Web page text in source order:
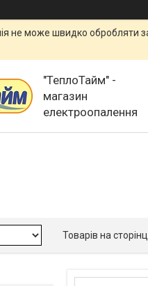
не може швидко обробляти
"ТеплоТайм" -
магазин
електроопалення